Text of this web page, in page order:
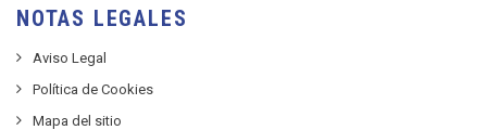
NOTAS LEGALES
Aviso Legal
Política de Cookies
Mapa del sitio